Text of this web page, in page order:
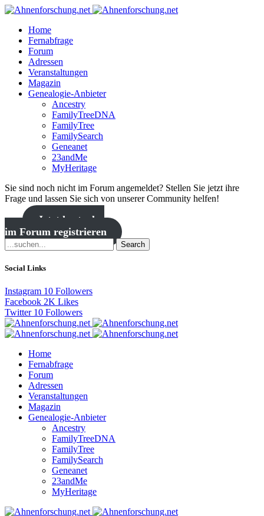
Home
Fernabfrage
Forum
Adressen
Veranstaltungen
Magazin
Genealogie-Anbieter
Ancestry
FamilyTreeDNA
FamilyTree
FamilySearch
Geneanet
23andMe
MyHeritage
Sie sind noch nicht im Forum angemeldet? Stellen Sie jetzt ihre
Frage und lassen Sie sich von unserer Community helfen!
Jetzt kostenlos
im Forum registrieren
Search
Social Links
Instagram 10 Followers
Facebook 2K Likes
Twitter 10 Followers
Home
Fernabfrage
Forum
Adressen
Veranstaltungen
Magazin
Genealogie-Anbieter
Ancestry
FamilyTreeDNA
FamilyTree
FamilySearch
Geneanet
23andMe
MyHeritage